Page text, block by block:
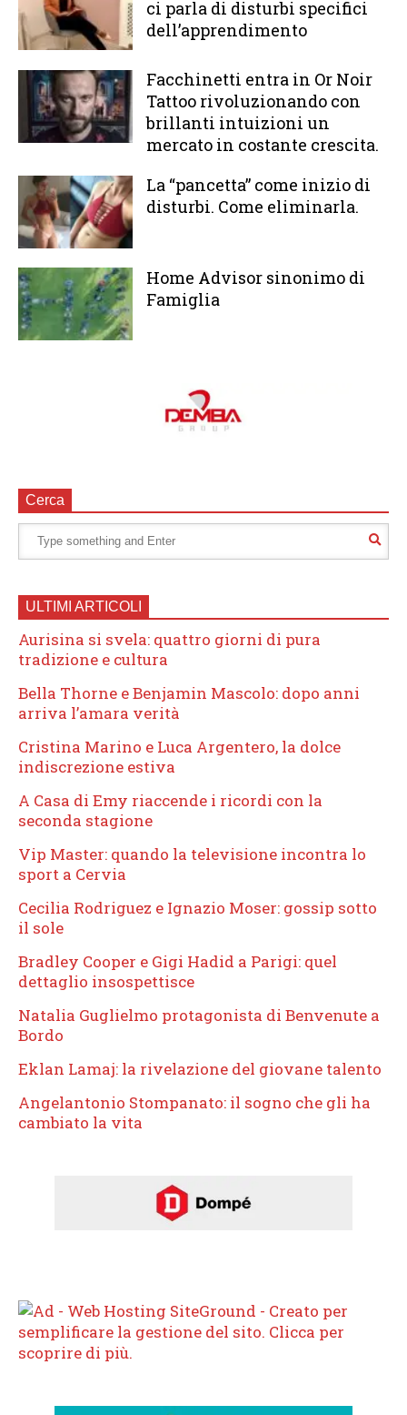
ci parla di disturbi specifici
dell’apprendimento
Facchinetti entra in Or Noir
Tattoo rivoluzionando con
brillanti intuizioni un
mercato in costante crescita.
La “pancetta” come inizio di
disturbi. Come eliminarla.
Home Advisor sinonimo di
Famiglia
Cerca
ULTIMI ARTICOLI
Aurisina si svela: quattro giorni di pura
tradizione e cultura
Bella Thorne e Benjamin Mascolo: dopo anni
arriva l’amara verità
Cristina Marino e Luca Argentero, la dolce
indiscrezione estiva
A Casa di Emy riaccende i ricordi con la
seconda stagione
Vip Master: quando la televisione incontra lo
sport a Cervia
Cecilia Rodriguez e Ignazio Moser: gossip sotto
il sole
Bradley Cooper e Gigi Hadid a Parigi: quel
dettaglio insospettisce
Natalia Guglielmo protagonista di Benvenute a
Bordo
Eklan Lamaj: la rivelazione del giovane talento
Angelantonio Stompanato: il sogno che gli ha
cambiato la vita